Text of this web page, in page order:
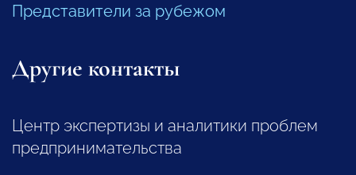
Представители за рубежом
Другие контакты
Центр экспертизы и аналитики проблем
предпринимательства